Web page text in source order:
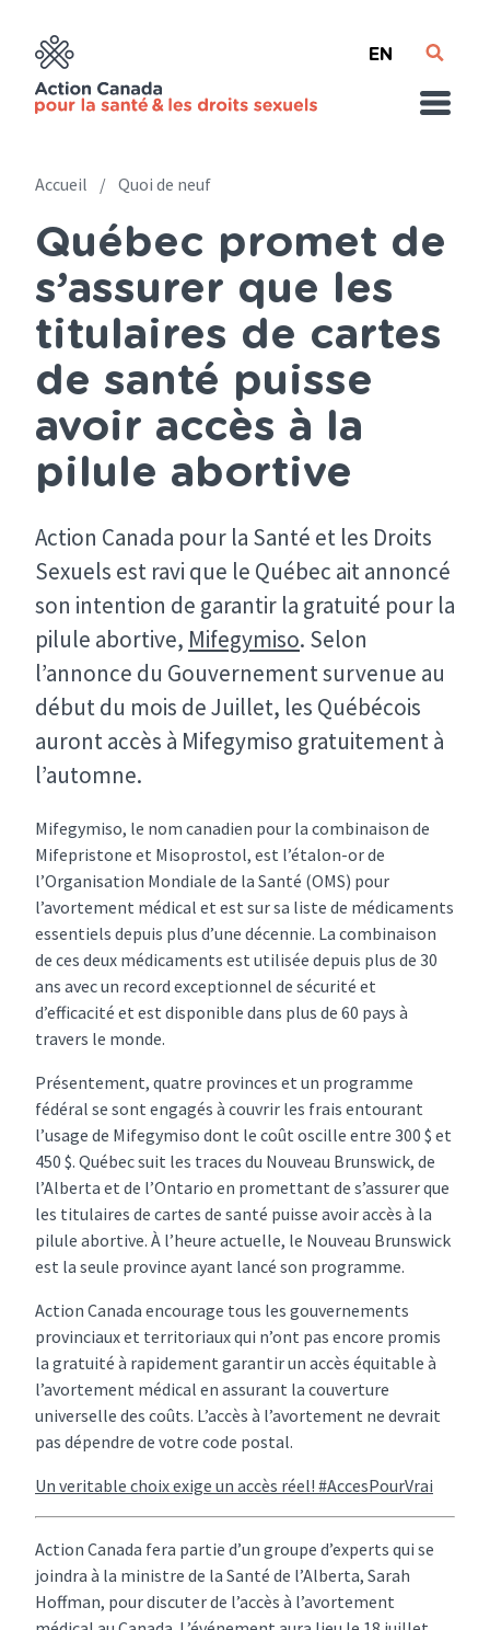
content
English
Breadcrumb
Accueil Quoi de neuf
Québec promet de
s’assurer que les
titulaires de cartes
de santé puisse
avoir accès à la
pilule abortive
Action Canada pour la Santé et les Droits
Sexuels est ravi que le Québec ait annoncé
son intention de garantir la gratuité pour la
pilule abortive, Mifegymiso. Selon
l’annonce du Gouvernement survenue au
début du mois de Juillet, les Québécois
auront accès à Mifegymiso gratuitement à
l’automne.
Mifegymiso, le nom canadien pour la combinaison de
Mifepristone et Misoprostol, est l’étalon-or de
l’Organisation Mondiale de la Santé (OMS) pour
l’avortement médical et est sur sa liste de médicaments
essentiels depuis plus d’une décennie. La combinaison
de ces deux médicaments est utilisée depuis plus de 30
ans avec un record exceptionnel de sécurité et
d’efficacité et est disponible dans plus de 60 pays à
travers le monde.
Présentement, quatre provinces et un programme
fédéral se sont engagés à couvrir les frais entourant
l’usage de Mifegymiso dont le coût oscille entre 300 $ et
450 $. Québec suit les traces du Nouveau Brunswick, de
l’Alberta et de l’Ontario en promettant de s’assurer que
les titulaires de cartes de santé puisse avoir accès à la
pilule abortive. À l’heure actuelle, le Nouveau Brunswick
est la seule province ayant lancé son programme.
Action Canada encourage tous les gouvernements
provinciaux et territoriaux qui n’ont pas encore promis
la gratuité à rapidement garantir un accès équitable à
l’avortement médical en assurant la couverture
universelle des coûts. L’accès à l’avortement ne devrait
pas dépendre de votre code postal.
Un veritable choix exige un accès réel! #AccesPourVrai
Action Canada fera partie d’un groupe d’experts qui se
joindra à la ministre de la Santé de l’Alberta, Sarah
Hoffman, pour discuter de l’accès à l’avortement